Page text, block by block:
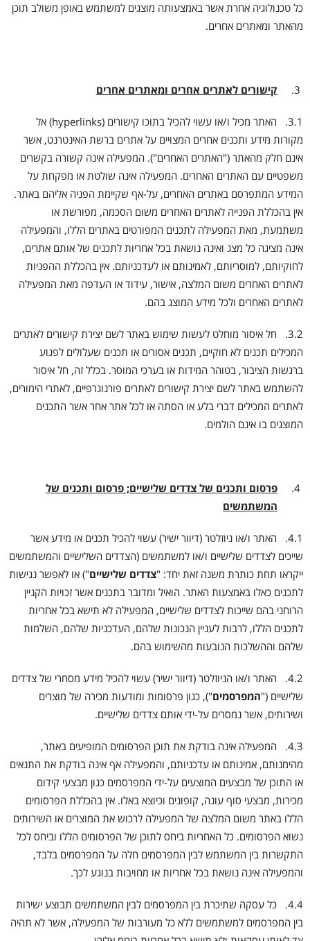
כל טכנולוגיה אחרת אשר באמצעותה מוצגים למשתמש באופן משולב תוכן
מהאתר ומאתרים אחרים.
קישורים לאתרים אחרים ומאתרים אחרים
3.1. האתר מכיל ו/או עשוי להכיל בתוכו קישורים (hyperlinks) אל
מקורות מידע ותכנים אחרים המצויים על אתרים ברשת האינטרנט, אשר
אינם חלק מהאתר ("האתרים האחרים"). המפעילה אינה קשורה בקשרים
משפטיים עם האתרים האחרים. המפעילה אינה שולטת או מפקחת על
המידע המתפרסם באתרים האחרים, על-אף שקיימת הפניה אליהם באתר.
אין בהכללת הפנייה לאתרים האחרים משום הסכמה, מפורשת או
משתמעת, מאת המפעילה לתכנים המפורטים באתרים הללו, והמפעילה
אינה מציגה כל מצג ואינה נושאת בכל אחריות לתכנים של אותם אתרים,
לחוקיותם, למוסריותם, לאמינותם או לעדכניותם. אין בהכללת ההפניות
לאתרים האחרים משום המלצה, אישור, עידוד או העדפה מאת המפעילה
לאתרים האחרים ולכל מידע המוצג בהם.
3.2. חל איסור מוחלט לעשות שימוש באתר לשם יצירת קישורים לאתרים
המכילים תכנים לא חוקיים, תכנים אסורים או תכנים שעלולים לפגוע
ברגשות הציבור, בטוהר המידות או בערכי המוסר. בכלל זה, חל איסור
להשתמש באתר לשם יצירת קישורים לאתרים פורנוגרפיים, לאתרי הימורים,
לאתרים המכילים דברי בלע או הסתה או לכל אתר אחר אשר התכנים
המוצגים בו אינם הולמים.
פרסום ותכנים של צדדים שלישיים; פרסום ותכנים של
המשתמשים
4.1. האתר ו/או ניוזלטר (דיוור ישיר) עשוי להכיל תכנים או מידע אשר
שייכים לצדדים שלישיים ו/או למשתמשים (הצדדים השלישיים והמשתמשים
ייקראו תחת כותרת משנה זאת יחד: "צדדים שלישיים") או לאפשר נגישות
לתכנים כאלו באמצעות האתר. הואיל ומדובר בתכנים אשר זכויות הקניין
הרוחני בהם שייכות לצדדים שלישיים, המפעילה לא תישא בכל אחריות
לתכנים הללו, לרבות לעניין הנכונות שלהם, העדכניות שלהם, השלמות
שלהם וההשלכות הנובעות מהשימוש בהם.
4.2. האתר ו/או הניוזלטר (דיוור ישיר) עשוי להכיל מידע מסחרי של צדדים
שלישיים ("המפרסמים"), כגון פרסומות ומודעות מכירה של מוצרים
ושירותים, אשר נמסרים על-ידי אותם צדדים שלישיים.
4.3. המפעילה אינה בודקת את תוכן הפרסומים המופיעים באתר,
מהימנותם, אמינותם או עדכניותם, והמפעילה אף אינה בודקת את התנאים
או התוכן של מבצעים המוצעים על-ידי המפרסמים כגון מבצעי קידום
מכירות, מבצעי סוף עונה, קופונים וכיוצא באלו. אין בהכללת הפרסומים
הללו באתר משום המלצה של המפעילה לרכוש את המוצרים או השירותים
נשוא הפרסומים. כל האחריות ביחס לתוכן של הפרסומים הללו וביחס לכל
התקשרות בין המשתמש לבין המפרסמים חלה על המפרסמים בלבד,
והמפעילה אינה נושאת בכל אחריות או מחויבות בנוגע לכך.
4.4. כל עסקה שתיכרת בין המפרסמים לבין המשתמשים תבוצע ישירות
בין המפרסמים למשתמשים ללא כל מעורבות של המפעילה, אשר לא תהיה